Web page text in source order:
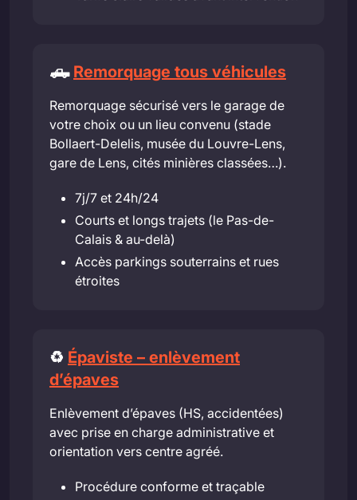
🛻 Remorquage tous véhicules
Remorquage sécurisé vers le garage de
votre choix ou un lieu convenu (stade
Bollaert-Delelis, musée du Louvre-Lens,
gare de Lens, cités minières classées…).
7j/7 et 24h/24
Courts et longs trajets (le Pas-de-
Calais & au-delà)
Accès parkings souterrains et rues
étroites
♻️ Épaviste – enlèvement
d’épaves
Enlèvement d’épaves (HS, accidentées)
avec prise en charge administrative et
orientation vers centre agréé.
Procédure conforme et traçable